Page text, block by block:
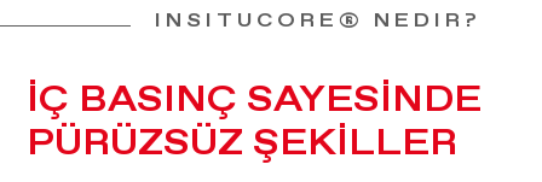
INSITUCORE ® NEDIR?
İÇ BASINÇ SAYESİNDE
PÜRÜZSÜZ ŞEKİLLER